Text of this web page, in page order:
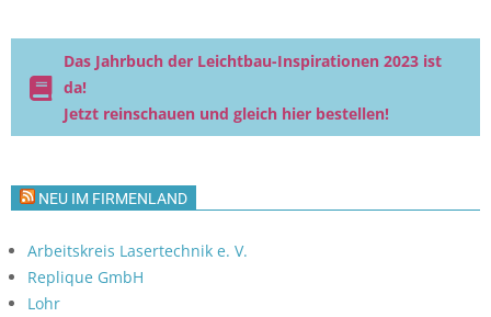
Das Jahrbuch der Leichtbau-Inspirationen 2023 ist
da!
Jetzt reinschauen und gleich hier bestellen!
NEU IM FIRMENLAND
Arbeitskreis Lasertechnik e. V.
Replique GmbH
Lohr